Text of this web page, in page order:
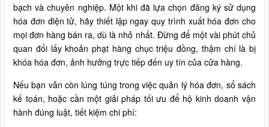
bạch và chuyên nghiệp. Một khi đã lựa chọn đăng ký sử dụng
hóa đơn điện tử, hãy thiết lập ngay quy trình xuất hóa đơn cho
mọi đơn hàng bán ra, dù là nhỏ nhất. Đừng để một vài phút chủ
quan đổi lấy khoản phạt hàng chục triệu đồng, thậm chí là bị
khóa hóa đơn, ảnh hưởng trực tiếp đến uy tín của cửa hàng.
Nếu bạn vẫn còn lúng túng trong việc quản lý hóa đơn, sổ sách
kế toán, hoặc cần một giải pháp tối ưu để hộ kinh doanh vận
hành đúng luật, tiết kiệm chi phí: